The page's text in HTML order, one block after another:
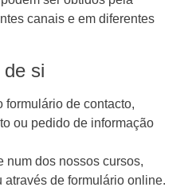
canais e em diferentes
si
formulário de contacto,
ou pedido de informação
num dos nossos cursos,
através de formulário online.